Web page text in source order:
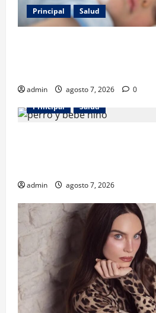
Principal Salud
admin agosto 7, 2026
0
Principal
Salud
admin agosto 7, 2026